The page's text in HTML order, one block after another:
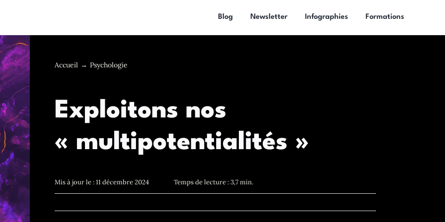
Blog Newsletter Infographies Formations
Accueil Psychologie
Exploitons nos
« multipotentialités »
Mis à jour le : 11 décembre 2024 Temps de lecture : 3,7 min.